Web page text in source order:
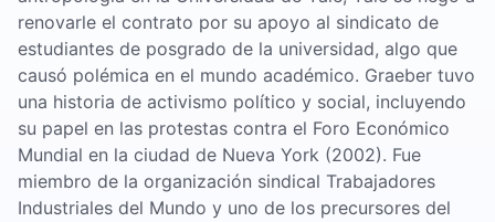
renovarle el contrato por su apoyo al sindicato de
estudiantes de posgrado de la universidad, algo que
causó polémica en el mundo académico. Graeber tuvo
una historia de activismo político y social, incluyendo
su papel en las protestas contra el Foro Económico
Mundial en la ciudad de Nueva York (2002). Fue
miembro de la organización sindical Trabajadores
Industriales del Mundo y uno de los precursores del